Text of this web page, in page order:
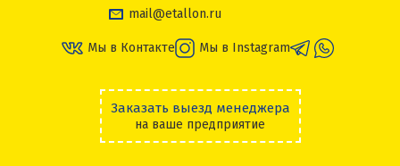
mail@etallon.ru
Мы в Контакте Мы в Instagram
Заказать выезд менеджера
на ваше предприятие